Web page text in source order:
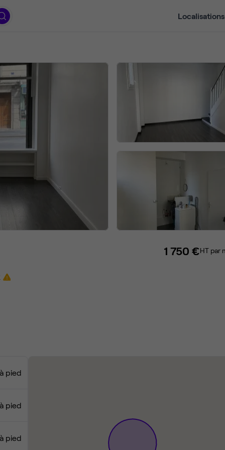
Localisations
1 750 €HT par
pied
pied
pied